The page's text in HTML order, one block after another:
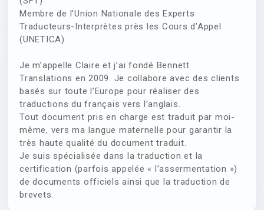
Membre de l’Union Nationale des Experts
Traducteurs-Interprètes près les Cours d’Appel
(UNETICA)
Je m’appelle Claire et j’ai fondé Bennett
Translations en 2009. Je collabore avec des clients
basés sur toute l’Europe pour réaliser des
traductions du français vers l’anglais.
Tout document pris en charge est traduit par moi-
même, vers ma langue maternelle pour garantir la
très haute qualité du document traduit.
Je suis spécialisée dans la traduction et la
certification (parfois appelée « l’assermentation »)
de documents officiels ainsi que la traduction de
brevets.